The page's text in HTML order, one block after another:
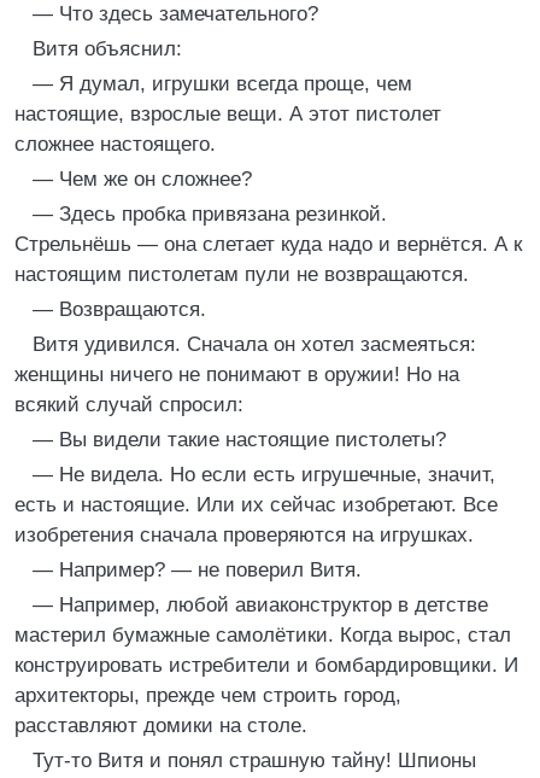
— Что здесь замечательного?
Витя объяснил:
— Я думал, игрушки всегда проще, чем
настоящие, взрослые вещи. А этот пистолет
сложнее настоящего.
— Чем же он сложнее?
— Здесь пробка привязана резинкой.
Стрельнёшь — она слетает куда надо и вернётся. А к
настоящим пистолетам пули не возвращаются.
— Возвращаются.
Витя удивился. Сначала он хотел засмеяться:
женщины ничего не понимают в оружии! Но на
всякий случай спросил:
— Вы видели такие настоящие пистолеты?
— Не видела. Но если есть игрушечные, значит,
есть и настоящие. Или их сейчас изобретают. Все
изобретения сначала проверяются на игрушках.
— Например? — не поверил Витя.
— Например, любой авиаконструктор в детстве
мастерил бумажные самолётики. Когда вырос, стал
конструировать истребители и бомбардировщики. И
архитекторы, прежде чем строить город,
расставляют домики на столе.
Тут-то Витя и понял страшную тайну! Шпионы